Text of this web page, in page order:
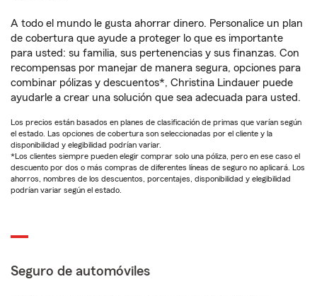
A todo el mundo le gusta ahorrar dinero. Personalice un plan
de cobertura que ayude a proteger lo que es importante
para usted: su familia, sus pertenencias y sus finanzas. Con
recompensas por manejar de manera segura, opciones para
combinar pólizas y descuentos*, Christina Lindauer puede
ayudarle a crear una solución que sea adecuada para usted.
Los precios están basados en planes de clasificación de primas que varían según
el estado. Las opciones de cobertura son seleccionadas por el cliente y la
disponibilidad y elegibilidad podrían variar.
*Los clientes siempre pueden elegir comprar solo una póliza, pero en ese caso el
descuento por dos o más compras de diferentes líneas de seguro no aplicará. Los
ahorros, nombres de los descuentos, porcentajes, disponibilidad y elegibilidad
podrían variar según el estado.
Seguro de automóviles